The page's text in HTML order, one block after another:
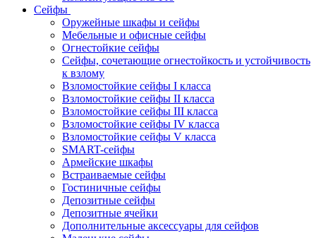
Сейфы
Оружейные шкафы и сейфы
Мебельные и офисные сейфы
Огнестойкие сейфы
Сейфы, сочетающие огнестойкость и устойчивость
к взлому
Взломостойкие сейфы I класса
Взломостойкие сейфы II класса
Взломостойкие сейфы III класса
Взломостойкие сейфы IV класса
Взломостойкие сейфы V класса
SMART-сейфы
Армейские шкафы
Встраиваемые сейфы
Гостиничные сейфы
Депозитные сейфы
Депозитные ячейки
Дополнительные аксессуары для сейфов